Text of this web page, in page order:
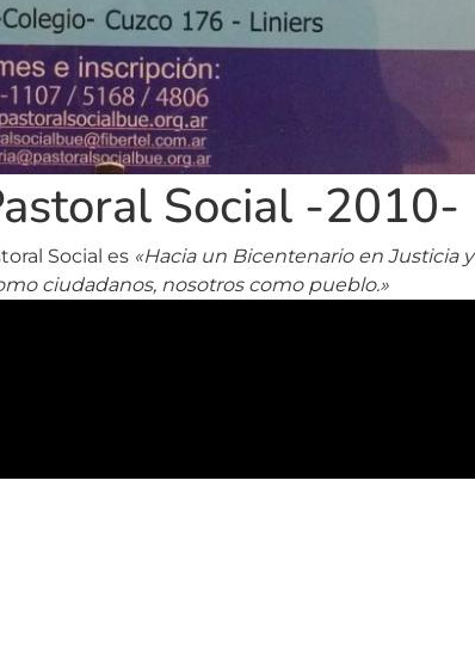
Social -2010-
Social es «Hacia un Bicentenario en Justicia y
ciudadanos, nosotros como pueblo.»